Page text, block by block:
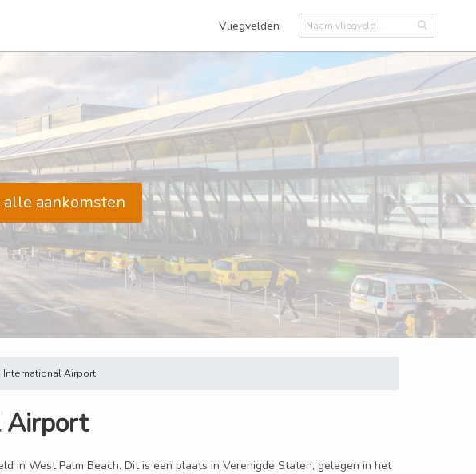
Vliegvelden
alle aankomsten
International Airport
Airport
in West Palm Beach. Dit is een plaats in Verenigde Staten, gelegen in het